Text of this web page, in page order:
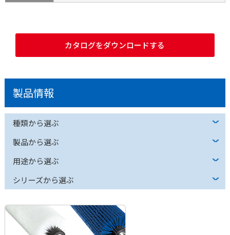
カタログをダウンロードする
製品情報
種類から選ぶ
製品から選ぶ
用途から選ぶ
シリーズから選ぶ